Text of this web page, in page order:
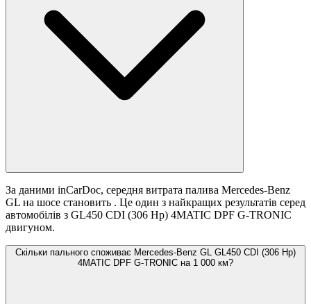
За даними inCarDoc, середня витрата палива Mercedes-Benz
GL на шосе становить . Це один з найкращих результатів серед
автомобілів з GL450 CDI (306 Hp) 4MATIC DPF G-TRONIC
двигуном.
Скільки пального споживає Mercedes-Benz GL GL450 CDI (306 Hp)
4MATIC DPF G-TRONIC на 1 000 км?